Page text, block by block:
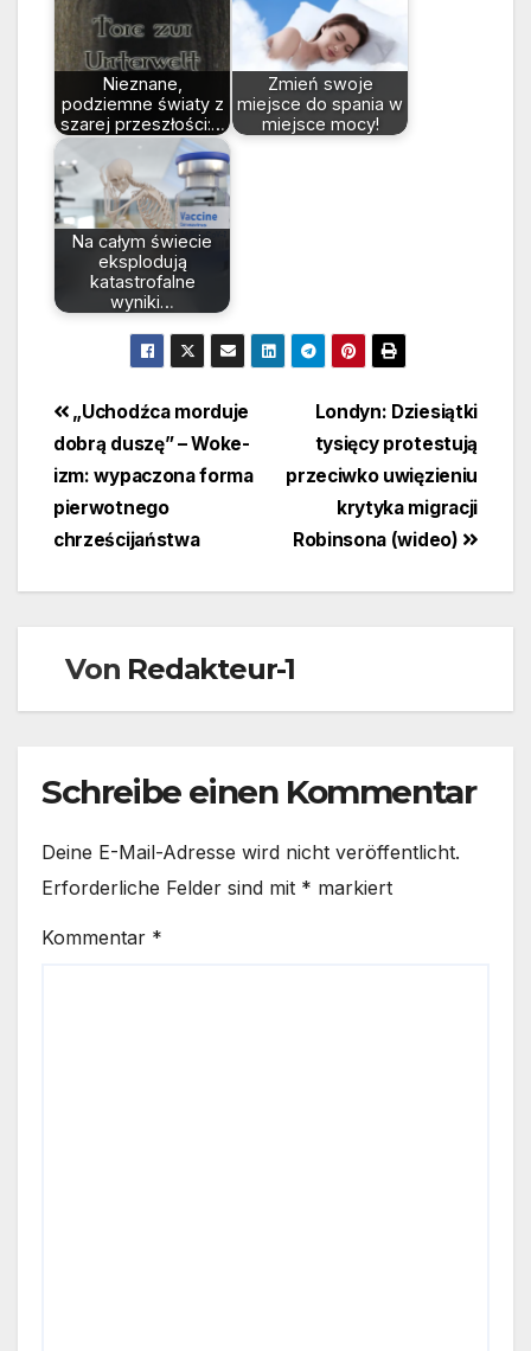
Nieznane,
podziemne światy z
szarej przeszłości:…
Zmień swoje
miejsce do spania w
miejsce mocy!
Na całym świecie
eksplodują
katastrofalne
wyniki…
BeitragsnavigationLondyn: Dziesiątki
tysięcy protestują
przeciwko uwięzieniu
krytyka migracji
Robinsona (wideo)
„Uchodźca morduje
dobrą duszę” – Woke-
izm: wypaczona forma
pierwotnego
chrześcijaństwa
Von Redakteur-1
Schreibe einen Kommentar
Deine E-Mail-Adresse wird nicht veröffentlicht.
Erforderliche Felder sind mit * markiert
Kommentar *